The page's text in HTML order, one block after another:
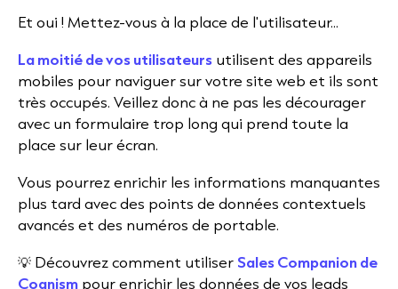
Et oui ! Mettez-vous à la place de l'utilisateur...
La moitié de vos utilisateurs utilisent des appareils
mobiles pour naviguer sur votre site web et ils sont
très occupés. Veillez donc à ne pas les décourager
avec un formulaire trop long qui prend toute la
place sur leur écran.
Vous pourrez enrichir les informations manquantes
plus tard avec des points de données contextuels
avancés et des numéros de portable.
💡 Découvrez comment utiliser Sales Companion de
Cognism pour enrichir les données de vos leads